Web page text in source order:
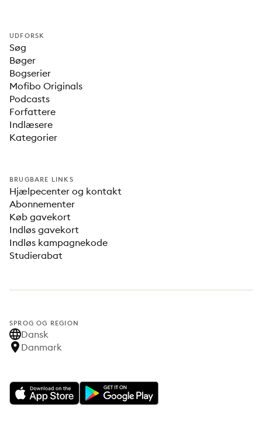
UDFORSK
Søg
Bøger
Bogserier
Mofibo Originals
Podcasts
Forfattere
Indlæsere
Kategorier
BRUGBARE LINKS
Hjælpecenter og kontakt
Abonnementer
Køb gavekort
Indløs gavekort
Indløs kampagnekode
Studierabat
SPROG OG REGION
Dansk
Danmark